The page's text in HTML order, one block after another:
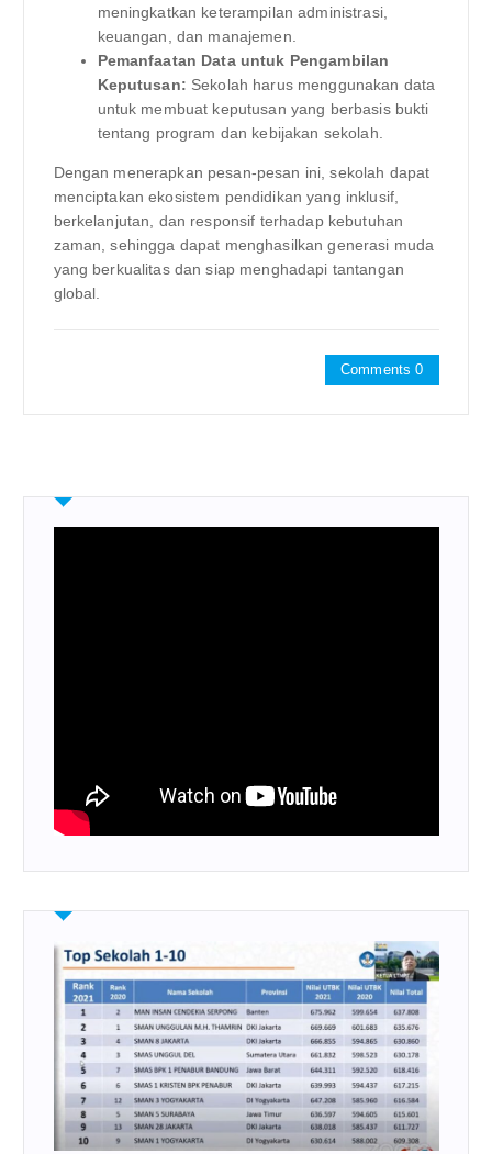
meningkatkan keterampilan administrasi,
keuangan, dan manajemen.
Pemanfaatan Data untuk Pengambilan
Keputusan: Sekolah harus menggunakan data
untuk membuat keputusan yang berbasis bukti
tentang program dan kebijakan sekolah.
Dengan menerapkan pesan-pesan ini, sekolah dapat
menciptakan ekosistem pendidikan yang inklusif,
berkelanjutan, dan responsif terhadap kebutuhan
zaman, sehingga dapat menghasilkan generasi muda
yang berkualitas dan siap menghadapi tantangan
global.
Comments 0